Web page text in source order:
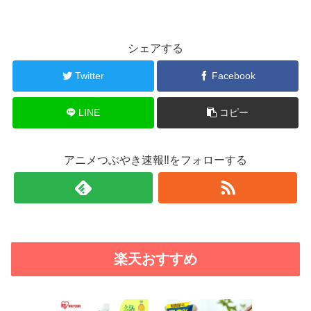
シェアする
Twitter Facebook
LINE コピー
アニメつぶやき速報‼をフォローする
楽天おすすめ